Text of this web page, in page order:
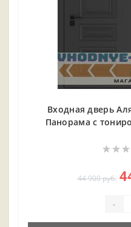
Входная дверь
Панорама с
44 900 руб.
-